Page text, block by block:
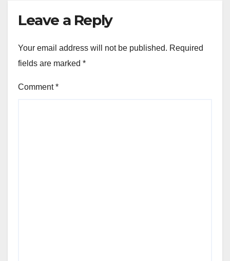
Leave a Reply
Your email address will not be published. Required
fields are marked *
Comment*